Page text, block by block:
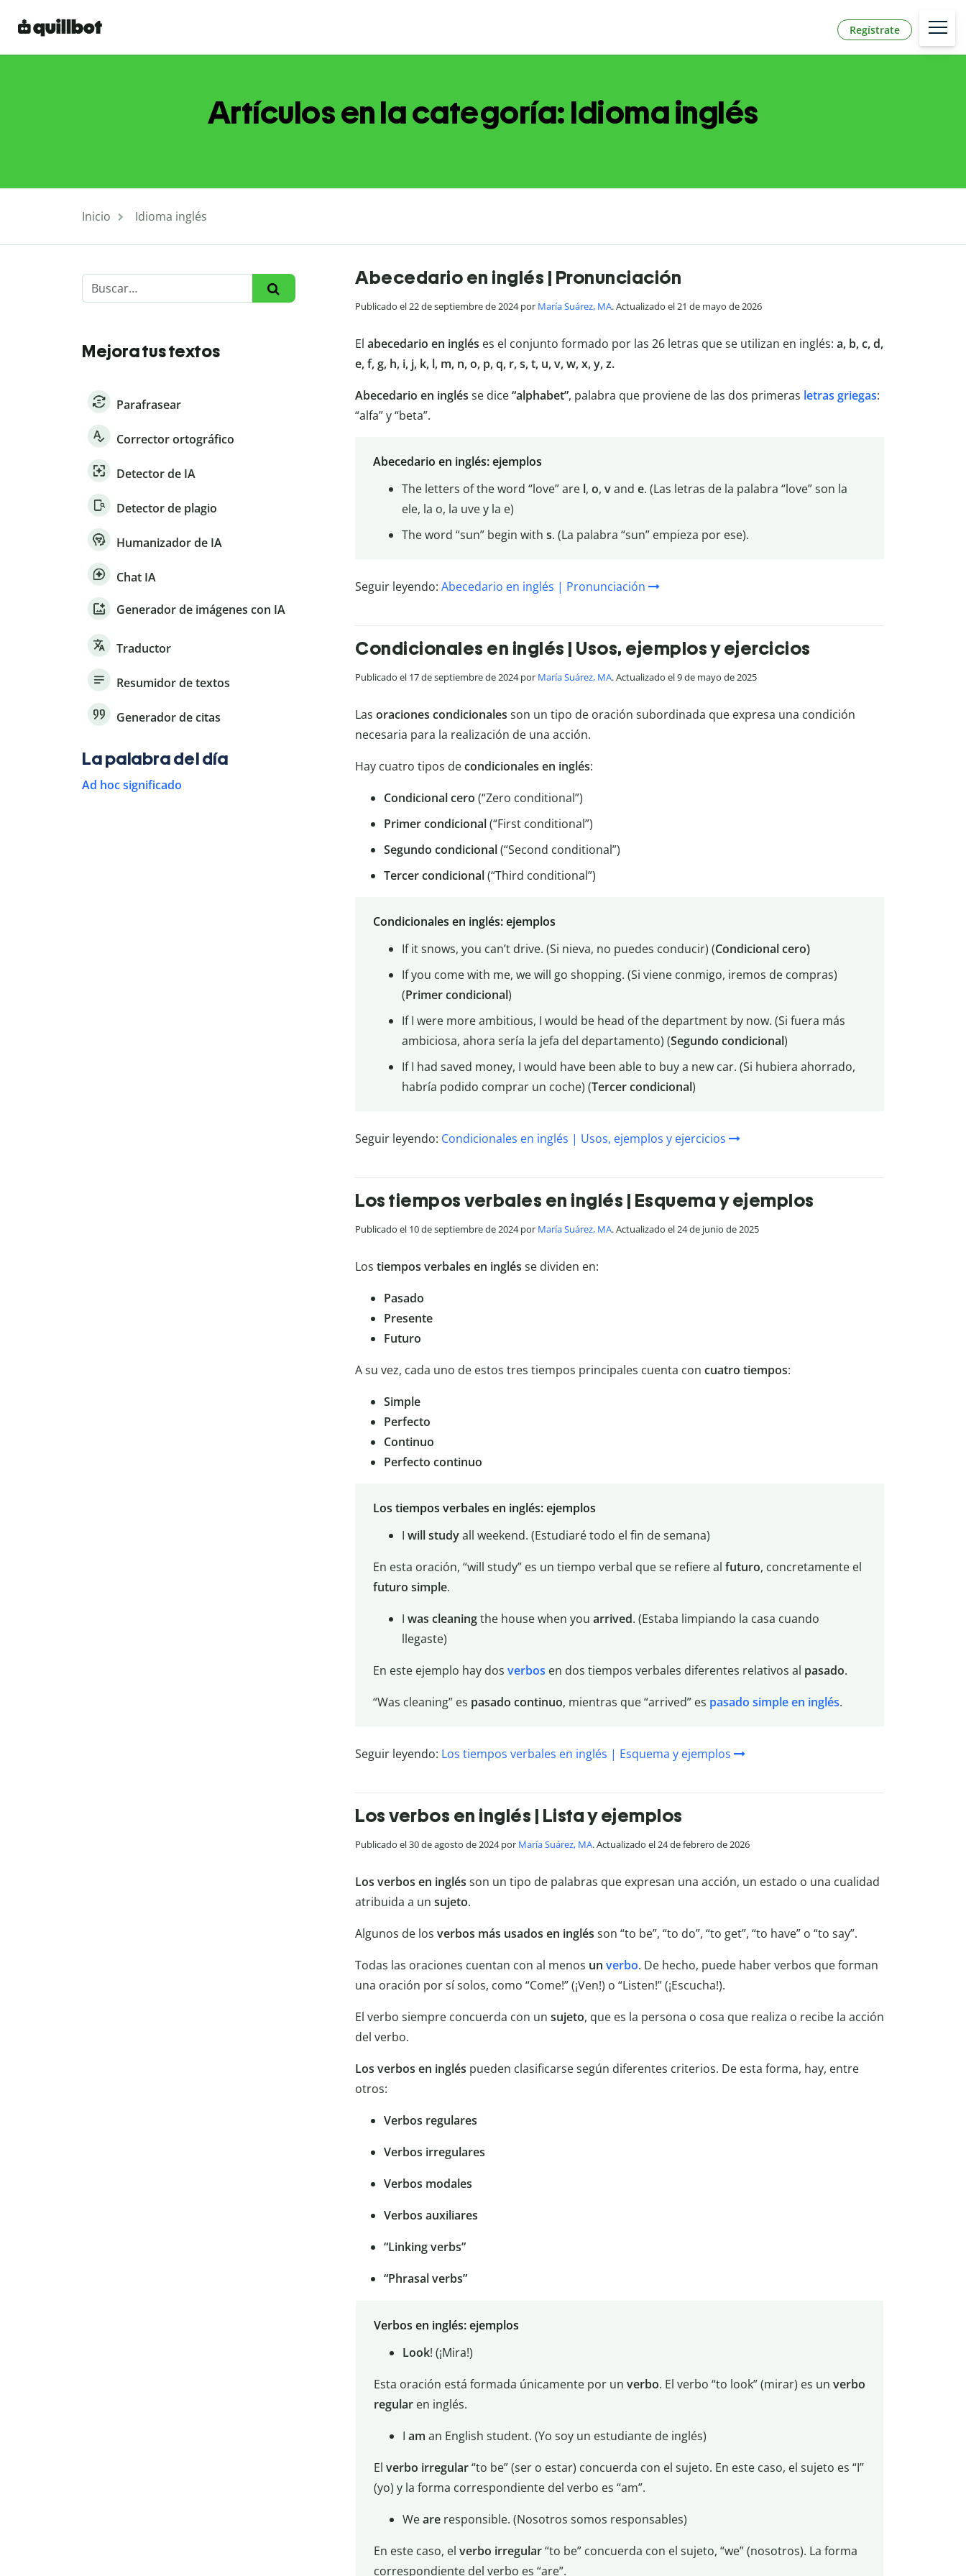
Regístrate
Artículos en la categoría: Idioma inglés
Inicio Idioma inglés
Abecedario en inglés | Pronunciación
Publicado el 22 de septiembre de 2024 por María Suárez, MA. Actualizado el 21 de mayo de 2026
El abecedario en inglés es el conjunto formado por las 26 letras que se utilizan en inglés: a, b, c, d,
e, f, g, h, i, j, k, l, m, n, o, p, q, r, s, t, u, v, w, x, y, z.
Abecedario en inglés se dice“alphabet”, palabra que proviene de las dos primeras letras griegas:
“alfa” y “beta”.
Abecedario en inglés: ejemplos
The letters of the word “love” are l, o, vand e. (Las letras de la palabra “love” son la
ele, la o, la uve y la e)
The word “sun” begin with s. (La palabra “sun” empieza por ese).
Seguir leyendo: Abecedario en inglés | Pronunciación
Condicionales en inglés | Usos, ejemplos y ejercicios
Publicado el 17 de septiembre de 2024 por María Suárez, MA. Actualizado el 9 de mayo de 2025
Las oraciones condicionales son un tipo de oración subordinada que expresa una condición
necesaria para la realización de una acción.
Hay cuatro tipos decondicionales en inglés:
Condicional cero (“Zero conditional”)
Primer condicional(“First conditional”)
Segundo condicional(“Second conditional”)
Tercer condicional(“Third conditional”)
Condicionales en inglés: ejemplos
If it snows, you can’t drive. (Si nieva, no puedes conducir) (Condicionalcero)
If you come with me, we will go shopping. (Si viene conmigo, iremos de compras)
(Primercondicional)
If I were more ambitious, I would be head of the department by now. (Si fuera más
ambiciosa, ahora sería la jefa del departamento) (Segundo condicional)
If I had saved money, I would have been able to buy a new car. (Si hubiera ahorrado,
habría podido comprar un coche) (Tercercondicional)
Seguir leyendo: Condicionales en inglés | Usos, ejemplos y ejercicios
Los tiempos verbales en inglés | Esquema y ejemplos
Publicado el 10 de septiembre de 2024 por María Suárez, MA. Actualizado el 24 de junio de 2025
Los tiempos verbales en inglés se dividen en:
Pasado
Presente
Futuro
A su vez, cada uno de estos tres tiempos principales cuenta con cuatro tiempos:
Simple
Perfecto
Continuo
Perfecto continuo
Los tiempos verbales en inglés: ejemplos
I will studyall weekend. (Estudiaré todo el fin de semana)
En esta oración, “will study” es un tiempo verbal que se refiere al futuro, concretamente el
futuro simple.
I was cleaningthe house when you arrived. (Estaba limpiando la casa cuando
llegaste)
En este ejemplo hay dos verbos en dos tiempos verbales diferentes relativos al pasado.
“Was cleaning” es pasado continuo, mientras que “arrived” es pasado simple en inglés.
Seguir leyendo: Los tiempos verbales en inglés | Esquema y ejemplos
Los verbos en inglés | Lista y ejemplos
Publicado el 30 de agosto de 2024 por María Suárez, MA. Actualizado el 24 de febrero de 2026
Los verbos en inglés son un tipo de palabras que expresan una acción, un estado o una cualidad
atribuida a un sujeto.
Algunos de los verbos más usados en inglés son “to be”, “to do”, “to get”, “to have” o “to say”.
Todas las oraciones cuentan con al menos un verbo. De hecho, puede haber verbos que forman
una oración por sí solos, como “Come!” (¡Ven!) o “Listen!” (¡Escucha!).
El verbo siempre concuerda con un sujeto, que es la persona o cosa que realiza o recibe la acción
del verbo.
Los verbos en inglés pueden clasificarse según diferentes criterios. De esta forma, hay, entre
otros:
Verbos regulares
Verbos irregulares
Verbos modales
Verbos auxiliares
“Linking verbs”
“Phrasal verbs”
Verbos en inglés: ejemplos
Look! (¡Mira!)
Esta oración está formada únicamente por un verbo. El verbo “to look” (mirar) es un verbo
regularen inglés.
I am an English student. (Yo soy un estudiante de inglés)
El verbo irregular“to be” (ser o estar) concuerda con el sujeto. En este caso, el sujeto es “I”
(yo) y la forma correspondiente del verbo es “am”.
Weareresponsible. (Nosotros somos responsables)
En este caso, el verbo irregular“to be” concuerda con el sujeto, “we” (nosotros). La forma
correspondiente del verbo es “are”.
Mejora tus textos
Parafrasear
Corrector ortográfico
Detector de IA
Detector de plagio
Humanizador de IA
Chat IA
Generador de imágenes con IA
Traductor
Resumidor de textos
Generador de citas
La palabra del día
Ad hoc significado